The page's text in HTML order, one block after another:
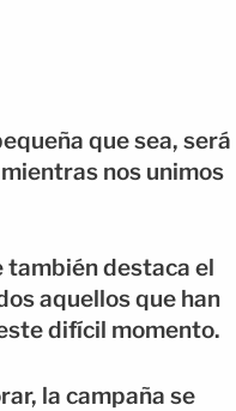
que sea, será
nos unimos
también destaca el
aquellos que han
difícil momento.
la campaña se